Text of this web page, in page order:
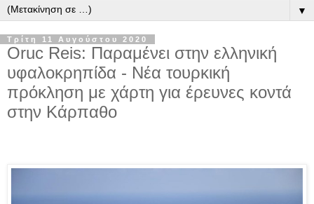
▼
Τρίτη 11 Αυγούστου 2020
Oruc Reis: Παραμένει στην ελληνική
υφαλοκρηπίδα - Νέα τουρκική
πρόκληση με χάρτη για έρευνες κοντά
στην Κάρπαθο